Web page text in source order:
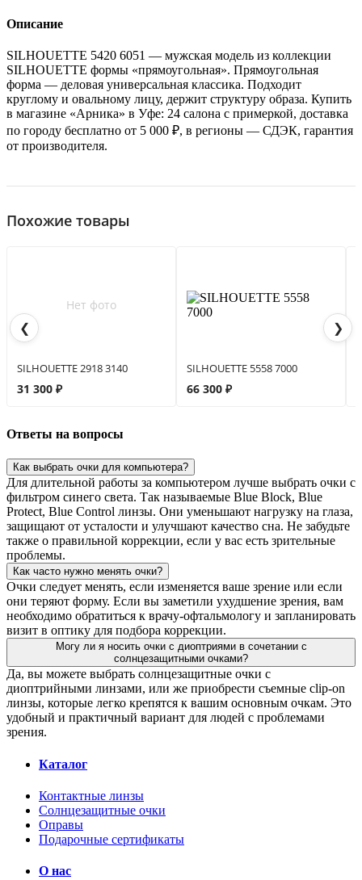
Описание
SILHOUETTE 5420 6051 — мужская модель из коллекции
SILHOUETTE формы «прямоугольная». Прямоугольная
форма — деловая универсальная классика. Подходит
круглому и овальному лицу, держит структуру образа. Купить
в магазине «Арника» в Уфе: 24 салона с примеркой, доставка
по городу бесплатно от 5 000 ₽, в регионы — СДЭК, гарантия
от производителя.
Похожие товары
Нет фото
SILHOUETTE 2918 3140
31 300 ₽
SILHOUETTE 5558 7000
66 300 ₽
❮ ❯
Ответы на вопросы
Как выбрать очки для компьютера?
Для длительной работы за компьютером лучше выбрать очки с
фильтром синего света. Так называемые Blue Block, Blue
Protect, Blue Control линзы. Они уменьшают нагрузку на глаза,
защищают от усталости и улучшают качество сна. Не забудьте
также о правильной коррекции, если у вас есть зрительные
проблемы.
Как часто нужно менять очки?
Очки следует менять, если изменяется ваше зрение или если
они теряют форму. Если вы заметили ухудшение зрения, вам
необходимо обратиться к врачу-офтальмологу и запланировать
визит в оптику для подбора коррекции.
Могу ли я носить очки с диоптриями в сочетании с
солнцезащитными очками?
Да, вы можете выбрать солнцезащитные очки с
диоптрийными линзами, или же приобрести съемные clip-on
линзы, которые легко крепятся к вашим основным очкам. Это
удобный и практичный вариант для людей с проблемами
зрения.
Каталог
Контактные линзы
Солнцезащитные очки
Оправы
Подарочные сертификаты
О нас